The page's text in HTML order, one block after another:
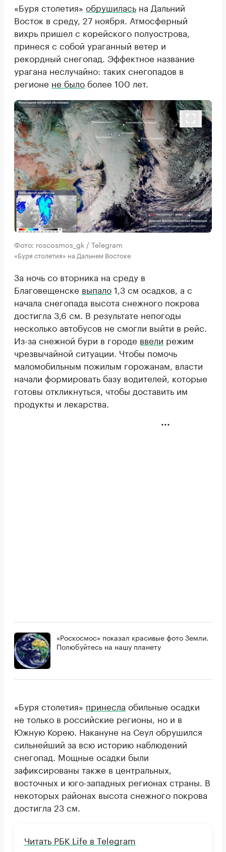
«Буря столетия» обрушилась на Дальний
Восток в среду, 27 ноября. Атмосферный
вихрь пришел с корейского полуострова,
принеся с собой ураганный ветер и
рекордный снегопад. Эффектное название
урагана неслучайно: таких снегопадов в
регионе не было более 100 лет.
Фото: roscosmos_gk / Telegram
«Буря столетия» на Дальнем Востоке
За ночь со вторника на среду в
Благовещенске выпало1,3 см осадков, а с
начала снегопада высота снежного покрова
достигла 3,6 см. В результате непогоды
несколько автобусов не смогли выйти в рейс.
Из-за снежной бури в городе ввели режим
чрезвычайной ситуации. Чтобы помочь
маломобильным пожилым горожанам, власти
начали формировать базу водителей, которые
готовы откликнуться, чтобы доставить им
продукты и лекарства.
«Роскосмос» показал красивые фото Земли.
Полюбуйтесь на нашу планету
«Буря столетия» принесла обильные осадки
не только в российские регионы, но и в
Южную Корею. Накануне на Сеул обрушился
сильнейший за всю историю наблюдений
снегопад. Мощные осадки были
зафиксированы также в центральных,
восточных и юго-западных регионах страны. В
некоторых районах высота снежного покрова
достигла 23 см.
Читать РБК Life в Telegram